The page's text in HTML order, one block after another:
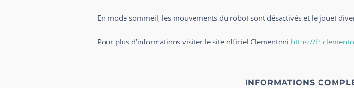
En mode sommeil, les mouvements du robot sont désactivés et le jouet
Pour plus d’informations visiter le site officiel Clementoni https://